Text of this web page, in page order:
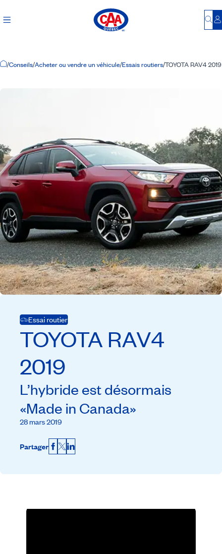
Accueil
/Conseils/Acheter ou vendre un véhicule/Essais routiers/TOYOTA RAV4 2019
Essai routier
TOYOTA RAV4
2019
L’hybride est désormais
«Made in Canada»
28 mars 2019
Partager Facebook
X LinkedIn